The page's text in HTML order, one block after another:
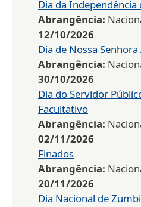
Dia da Independência
Abrangência:
12/10/2026
Dia de Nossa
Abrangência:
30/10/2026
Dia do Servidor
Facultativo
Abrangência:
02/11/2026
Finados
Abrangência:
20/11/2026
Dia Nacional de